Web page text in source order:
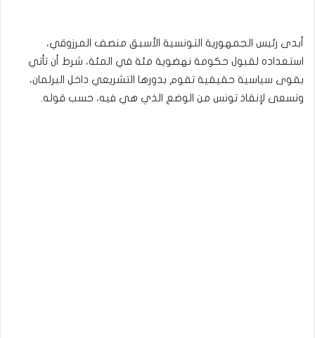
أبدى رئيس الجمهورية التونسية الأسبق منصف المرزوقي،
استعداده لقبول حكومة نهضوية مئة في المئة، شرط أن تأتي
بقوى سياسية حقيقية تقوم بدورها التشريعي داخل البرلمان،
وتسعى لإنقاذ تونس من الوضع الذي هي فيه، حسب قوله.